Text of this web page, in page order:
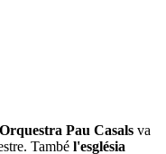
Pau Casals va
També l'església